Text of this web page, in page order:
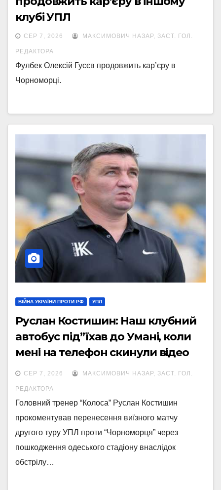
клубі УПЛ
СЕР 7, 2026 МАКСИМОВИЧ НАЗАР, ЗАСТ. ГОЛ.
РЕДАКТОРА
Фулбек Олексій Гусєв продовжить кар’єру в
Чорноморці.
ВІЙНА УКРАЇНИ ПРОТИ РФ УПЛ
Руслан Костишин: Наш клубний
автобус під”їхав до Умані, коли
мені на телефон скинули відео
“прильоту”
СЕР 7, 2026 МАКСИМОВИЧ НАЗАР, ЗАСТ. ГОЛ.
РЕДАКТОРА
Головний тренер “Колоса” Руслан Костишин
прокоментував перенесення виїзного матчу
другого туру УПЛ проти “Чорноморця” через
пошкодження одеського стадіону внаслідок
обстрілу…